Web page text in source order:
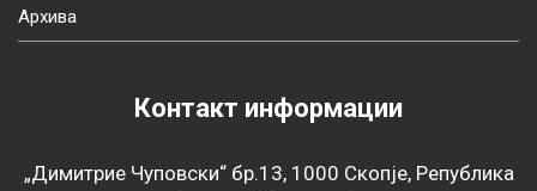
Архива
Контакт информации
„Димитрие Чуповски“ бр.13, 1000 Скопје, Република